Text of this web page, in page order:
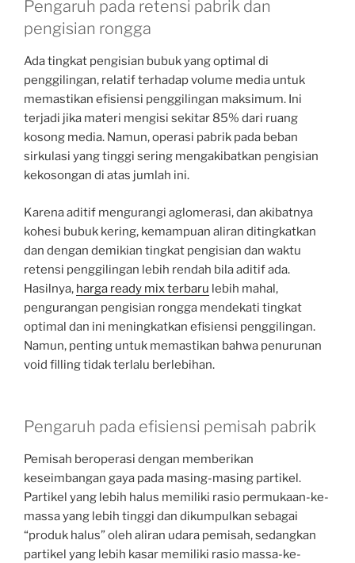
Pengaruh pada retensi pabrik dan
pengisian rongga
Ada tingkat pengisian bubuk yang optimal di
penggilingan, relatif terhadap volume media untuk
memastikan efisiensi penggilingan maksimum. Ini
terjadi jika materi mengisi sekitar 85% dari ruang
kosong media. Namun, operasi pabrik pada beban
sirkulasi yang tinggi sering mengakibatkan pengisian
kekosongan di atas jumlah ini.
Karena aditif mengurangi aglomerasi, dan akibatnya
kohesi bubuk kering, kemampuan aliran ditingkatkan
dan dengan demikian tingkat pengisian dan waktu
retensi penggilingan lebih rendah bila aditif ada.
Hasilnya, harga ready mix terbaru lebih mahal,
pengurangan pengisian rongga mendekati tingkat
optimal dan ini meningkatkan efisiensi penggilingan.
Namun, penting untuk memastikan bahwa penurunan
void filling tidak terlalu berlebihan.
Pengaruh pada efisiensi pemisah pabrik
Pemisah beroperasi dengan memberikan
keseimbangan gaya pada masing-masing partikel.
Partikel yang lebih halus memiliki rasio permukaan-ke-
massa yang lebih tinggi dan dikumpulkan sebagai
“produk halus” oleh aliran udara pemisah, sedangkan
partikel yang lebih kasar memiliki rasio massa-ke-